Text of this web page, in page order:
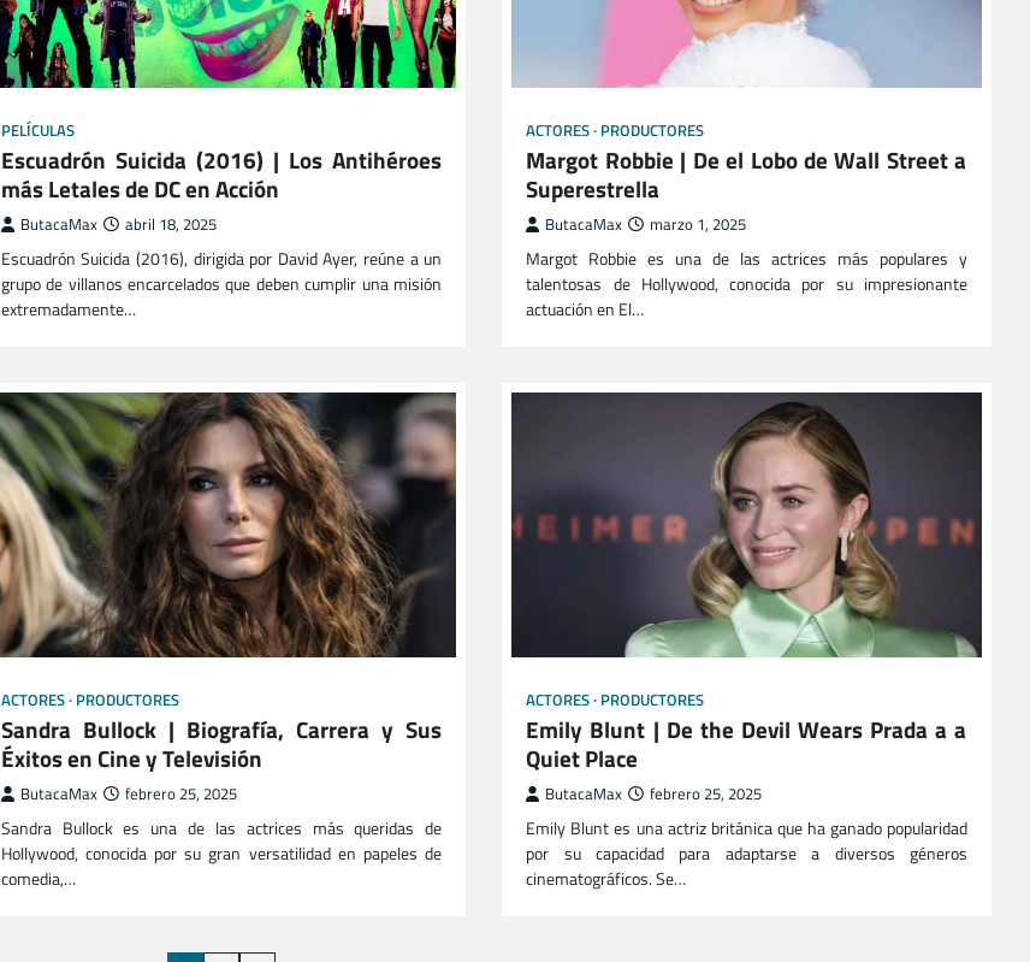
PELÍCULAS
Escuadrón Suicida (2016) | Los Antihéroes
más Letales de DC en Acción
ButacaMax abril 18, 2025
Escuadrón Suicida (2016), dirigida por David Ayer, reúne a un
grupo de villanos encarcelados que deben cumplir una misión
extremadamente…
ACTORES PRODUCTORES
Margot Robbie | De el Lobo de Wall Street a
Superestrella
ButacaMax marzo 1, 2025
Margot Robbie es una de las actrices más populares y
talentosas de Hollywood, conocida por su impresionante
actuación en El…
ACTORES PRODUCTORES
Sandra Bullock | Biografía, Carrera y Sus
Éxitos en Cine y Televisión
ButacaMax febrero 25, 2025
Sandra Bullock es una de las actrices más queridas de
Hollywood, conocida por su gran versatilidad en papeles de
comedia,…
ACTORES PRODUCTORES
Emily Blunt | De the Devil Wears Prada a a
Quiet Place
ButacaMax febrero 25, 2025
Emily Blunt es una actriz británica que ha ganado popularidad
por su capacidad para adaptarse a diversos géneros
cinematográficos. Se…